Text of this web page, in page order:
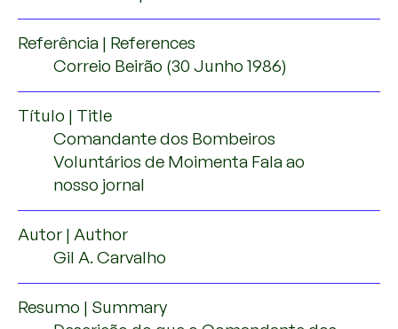
Referência | References
Correio Beirão (30 Junho 1986)
Título | Title
Comandante dos Bombeiros
Voluntários de Moimenta Fala ao
nosso jornal
Autor | Author
Gil A. Carvalho
Resumo | Summary